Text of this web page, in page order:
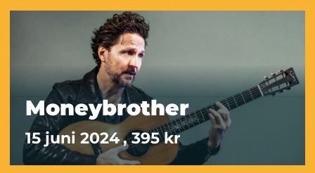
Moneybrother
15 juni 2024, 395 kr